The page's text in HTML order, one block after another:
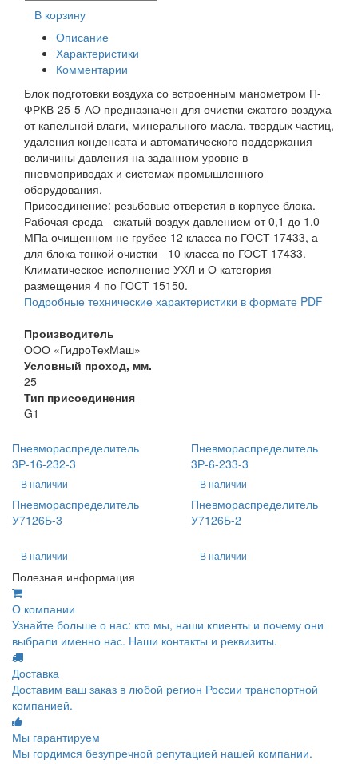
В корзину
Описание
Характеристики
Комментарии
Блок подготовки воздуха со встроенным манометром П-
ФРКВ-25-5-АО предназначен для очистки сжатого воздуха
от капельной влаги, минерального масла, твердых частиц,
удаления конденсата и автоматического поддержания
величины давления на заданном уровне в
пневмоприводах и системах промышленного
оборудования.
Присоединение: резьбовые отверстия в корпусе блока.
Рабочая среда - сжатый воздух давлением от 0,1 до 1,0
МПа очищенном не грубее 12 класса по ГОСТ 17433, а
для блока тонкой очистки - 10 класса по ГОСТ 17433.
Климатическое исполнение УХЛ и О категория
размещения 4 по ГОСТ 15150.
Подробные технические характеристики в формате PDF
Производитель
ООО «ГидроТехМаш»
Условный проход, мм.
25
Тип присоединения
G1
Пневмораспределитель
3Р-16-232-3
В наличии
Пневмораспределитель
3Р-6-233-3
В наличии
Пневмораспределитель
У7126Б-3
В наличии
Пневмораспределитель
У7126Б-2
В наличии
Полезная информация
О компании
Узнайте больше о нас: кто мы, наши клиенты и почему они
выбрали именно нас. Наши контакты и реквизиты.
Доставка
Доставим ваш заказ в любой регион России транспортной
компанией.
Мы гарантируем
Мы гордимся безупречной репутацией нашей компании.